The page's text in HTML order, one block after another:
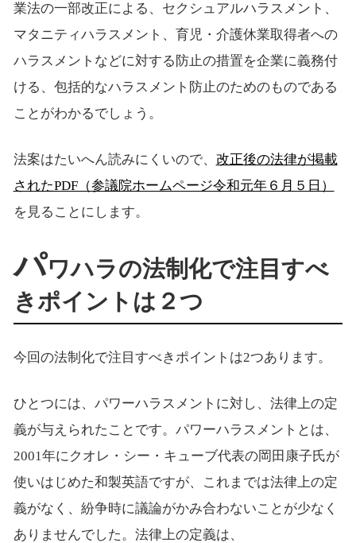
業法の一部改正による、セクシュアルハラスメント、
マタニティハラスメント、育児・介護休業取得者への
ハラスメントなどに対する防止の措置を企業に義務付
ける、包括的なハラスメント防止のためのものである
ことがわかるでしょう。
法案はたいへん読みにくいので、 改正後の法律が掲載
されたPDF（参議院ホームページ令和元年６月５日）
を見ることにします。
パワハラの法制化で注目すべ
きポイントは２つ
今回の法制化で注目すべきポイントは2つあります。
ひとつには、パワーハラスメントに対し、法律上の定
義が与えられたことです。パワーハラスメントとは、
2001年にクオレ・シー・キューブ代表の岡田康子氏が
使いはじめた和製英語ですが、これまでは法律上の定
義がなく、紛争時に議論がかみ合わないことが少なく
ありませんでした。法律上の定義は、